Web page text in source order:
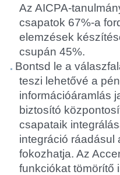
Az AICPA-
csapatok 67%-a
elemzések
csupán 45%.
Bontsd le a
teszi lehetővé a
információáramlás
biztosító
csapataik
integráció ráadásul
fokozhatja. Az
funkciókat tömörítő